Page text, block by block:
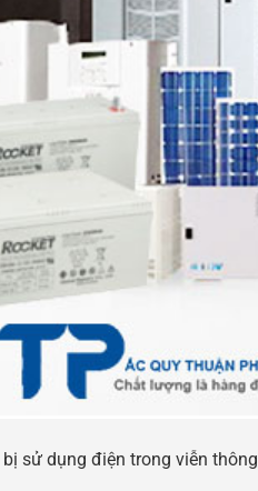
sử dụng điện trong viễn